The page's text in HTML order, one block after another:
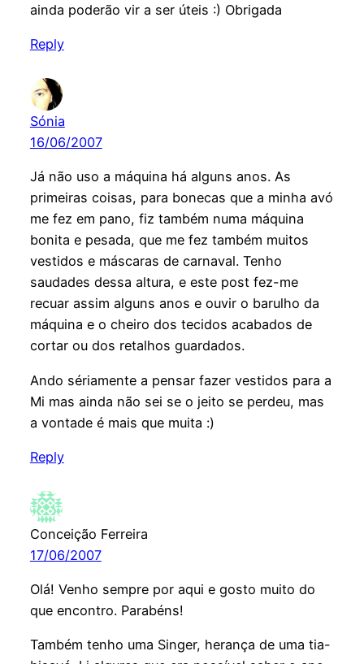
ainda poderão vir a ser úteis :) Obrigada
Reply
Sónia
16/06/2007
Já não uso a máquina há alguns anos. As
primeiras coisas, para bonecas que a minha avó
me fez em pano, fiz também numa máquina
bonita e pesada, que me fez também muitos
vestidos e máscaras de carnaval. Tenho
saudades dessa altura, e este post fez-me
recuar assim alguns anos e ouvir o barulho da
máquina e o cheiro dos tecidos acabados de
cortar ou dos retalhos guardados.
Ando sériamente a pensar fazer vestidos para a
Mi mas ainda não sei se o jeito se perdeu, mas
a vontade é mais que muita :)
Reply
Conceição Ferreira
17/06/2007
Olá! Venho sempre por aqui e gosto muito do
que encontro. Parabéns!
Também tenho uma Singer, herança de uma tia-